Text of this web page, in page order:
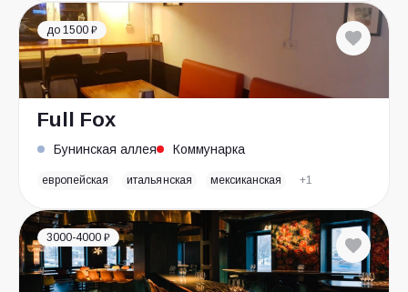
до 1500 ₽
Full Fox
Бунинская аллея Коммунарка
европейская итальянская мексиканская +1
3000-4000 ₽